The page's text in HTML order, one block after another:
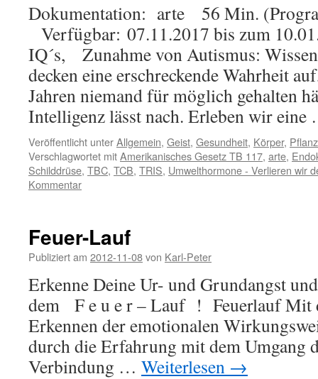
Dokumentation: arte 56 Min.
Verfügbar: 07.11.2017 bis zum
IQ´s, Zunahme von Autismus:
decken eine erschreckende Wahrheit
Jahren niemand für möglich gehalten
Intelligenz lässt nach. Erleben wir
Veröffentlicht unterAllgemein, Geist, Gesundheit, Körper,
Verschlagwortet mitAmerikanisches Gesetz TB 117, arte,
Schilddrüse, TBC, TCB, TRIS, Umwelthormone - Verlieren wir
Kommentar
Feuer-Lauf
Publiziert am 2012-11-08von Karl-Peter
Erkenne Deine Ur- und Grundangst
dem F e u e r – Lauf ! Feuerlauf Mit
Erkennen der emotionalen
durch die Erfahrung mit dem Umgang
Verbindung … Weiterlesen →